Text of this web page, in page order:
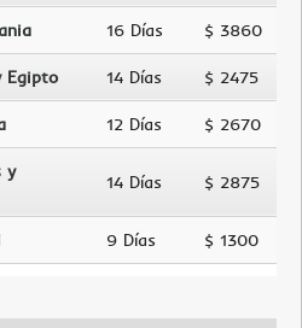
16 Días $ 3860
Egipto 14 Días $ 2475
12 Días $ 2670
y
14 Días $ 2875
9 Días $ 1300